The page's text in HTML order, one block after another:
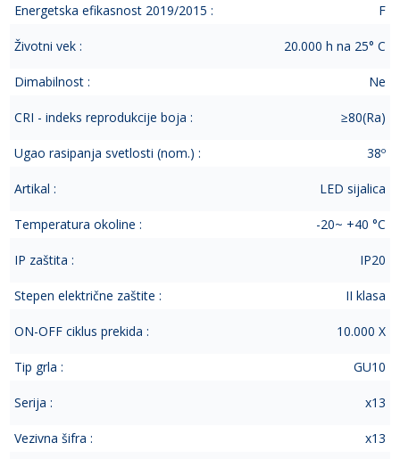
Energetska efikasnost 2019/2015 : F
Životni vek : 20.000 h na 25° C
Dimabilnost : Ne
CRI - indeks reprodukcije boja : ≥80(Ra)
Ugao rasipanja svetlosti (nom.) : 38º
Artikal : LED sijalica
Temperatura okoline : -20~ +40 °C
IP zaštita : IP20
Stepen električne zaštite : II klasa
ON-OFF ciklus prekida : 10.000 X
Tip grla : GU10
Serija : x13
Vezivna šifra : x13